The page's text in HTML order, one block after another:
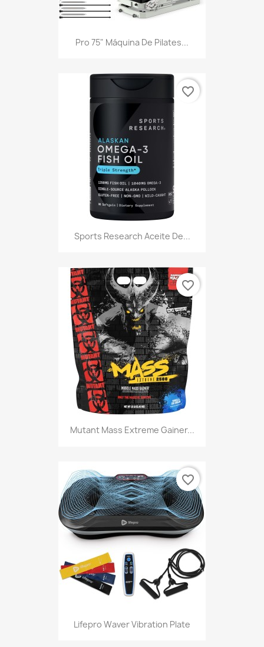
Pro 75" Máquina De Pilates...
Sports Research Aceite De...
favorite_border
Mutant Mass Extreme Gainer...
favorite_border
Lifepro Waver Vibration Plate
favorite_border